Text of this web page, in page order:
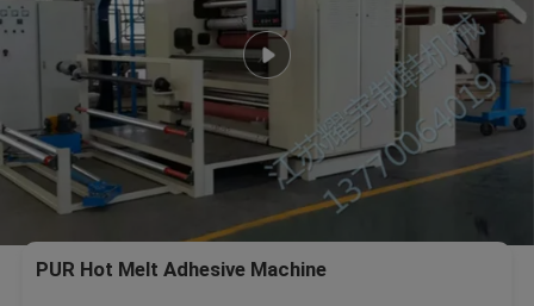
PUR Hot Melt Adhesive Machine